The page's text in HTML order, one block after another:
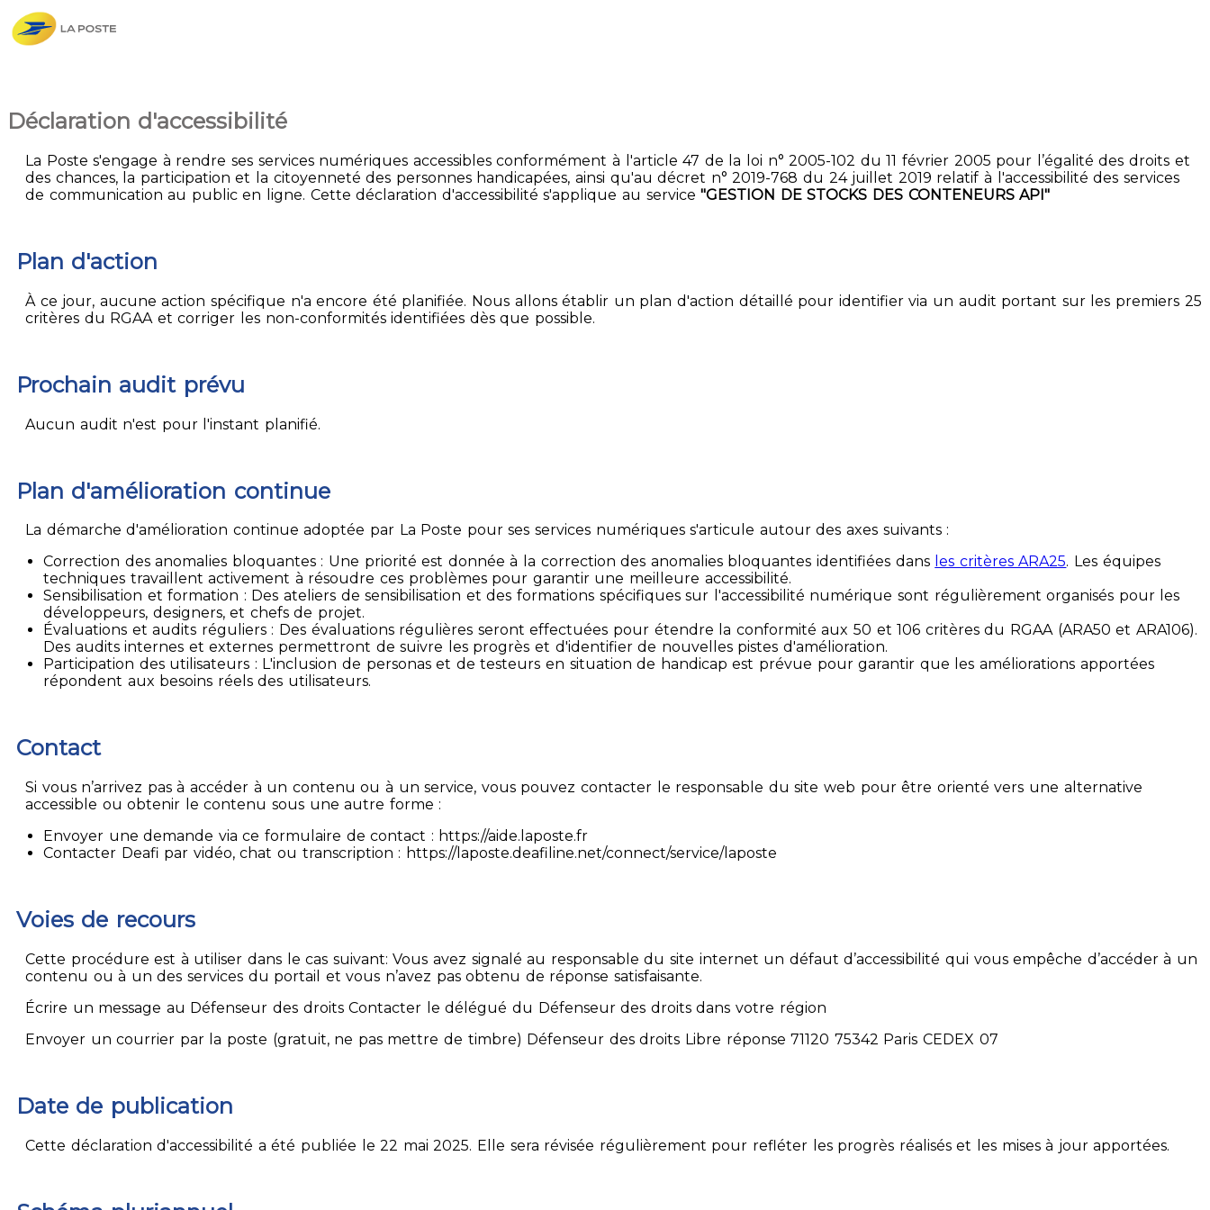
Déclaration d'accessibilité
La Poste s'engage à rendre ses services numériques accessibles conformément à l'article 47 de la loi n° 2005-102 du 11 février 2005 pour l’égalité des droits et
des chances, la participation et la citoyenneté des personnes handicapées, ainsi qu'au décret n° 2019-768 du 24 juillet 2019 relatif à l'accessibilité des services
de communication au public en ligne. Cette déclaration d'accessibilité s'applique au service"GESTION DE STOCKS DES CONTENEURS API"
Plan d'action
À ce jour, aucune action spécifique n'a encore été planifiée. Nous allons établir un plan d'action détaillé pour identifier via un audit portant sur les premiers 25
critères du RGAA et corriger les non-conformités identifiées dès que possible.
Prochain audit prévu
Aucun audit n'est pour l'instant planifié.
Plan d'amélioration continue
La démarche d'amélioration continue adoptée par La Poste pour ses services numériques s'articule autour des axes suivants :
Correction des anomalies bloquantes : Une priorité est donnée à la correction des anomalies bloquantes identifiées dans les critères ARA25. Les équipes
techniques travaillent activement à résoudre ces problèmes pour garantir une meilleure accessibilité.
Sensibilisation et formation : Des ateliers de sensibilisation et des formations spécifiques sur l'accessibilité numérique sont régulièrement organisés pour les
développeurs, designers, et chefs de projet.
Évaluations et audits réguliers : Des évaluations régulières seront effectuées pour étendre la conformité aux 50 et 106 critères du RGAA (ARA50 et ARA106).
Des audits internes et externes permettront de suivre les progrès et d'identifier de nouvelles pistes d'amélioration.
Participation des utilisateurs : L'inclusion de personas et de testeurs en situation de handicap est prévue pour garantir que les améliorations apportées
répondent aux besoins réels des utilisateurs.
Contact
Si vous n’arrivez pas à accéder à un contenu ou à un service, vous pouvez contacter le responsable du site web pour être orienté vers une alternative
accessible ou obtenir le contenu sous une autre forme :
Envoyer une demande via ce formulaire de contact : https://aide.laposte.fr
Contacter Deafi par vidéo, chat ou transcription : https://laposte.deafiline.net/connect/service/laposte
Voies de recours
Cette procédure est à utiliser dans le cas suivant: Vous avez signalé au responsable du site internet un défaut d’accessibilité qui vous empêche d’accéder à un
contenu ou à un des services du portail et vous n’avez pas obtenu de réponse satisfaisante.
Écrire un message au Défenseur des droits Contacter le délégué du Défenseur des droits dans votre région
Envoyer un courrier par la poste (gratuit, ne pas mettre de timbre) Défenseur des droits Libre réponse 71120 75342 Paris CEDEX 07
Date de publication
Cette déclaration d'accessibilité a été publiée le 22 mai 2025. Elle sera révisée régulièrement pour refléter les progrès réalisés et les mises à jour apportées.